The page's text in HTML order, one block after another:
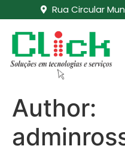
Rua Circular
Author: